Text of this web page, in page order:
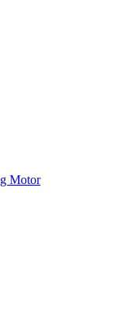
Motor